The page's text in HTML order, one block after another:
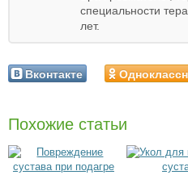
специальности
лет.
Вконтакте
Похожие статьи